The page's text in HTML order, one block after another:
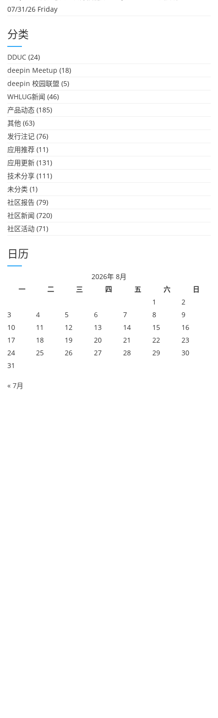
07/31/26 Friday
分类
DDUC (24)
deepin Meetup (18)
deepin 校园联盟 (5)
WHLUG新闻 (46)
产品动态 (185)
其他 (63)
发行注记 (76)
应用推荐 (11)
应用更新 (131)
技术分享 (111)
未分类 (1)
社区报告 (79)
社区新闻 (720)
社区活动 (71)
日历
2026年 8月
一
二 三 四 五 六
日
1
2
3
4 5 6 7 8
9
10
11 12 13 14 15
16
17
18 19 20 21 22
23
24
25 26 27 28 29
30
31
« 7月